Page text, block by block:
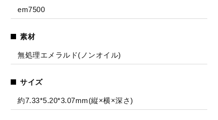
em7500
素材
無処理エメラルド(ノンオイル)
サイズ
約7.33*5.20*3.07mm(縦×横×深さ)